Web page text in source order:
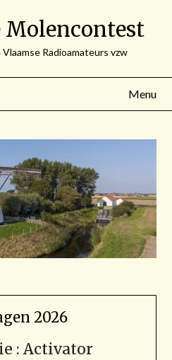
Molencontest
Radioamateurs vzw
Menu
2026
: Activator